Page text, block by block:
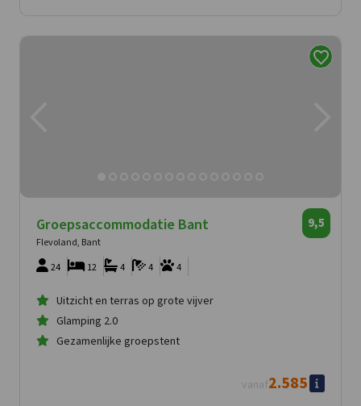
Groepsaccommodatie Bant
Flevoland, Bant
9,5
24 4
4
4
12
Uitzicht en terras op grote vijver
Glamping 2.0
Gezamenlijke groepstent
vanaf2.585